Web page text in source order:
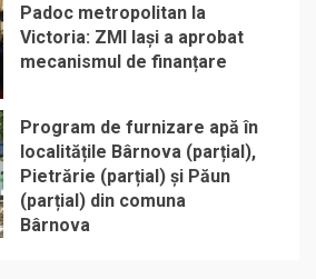
Padoc metropolitan la
Victoria: ZMI Iași a aprobat
mecanismul de finanțare
Program de furnizare apă în
localitățile Bârnova (parțial),
Pietrărie (parțial) și Păun
(parțial) din comuna
Bârnova